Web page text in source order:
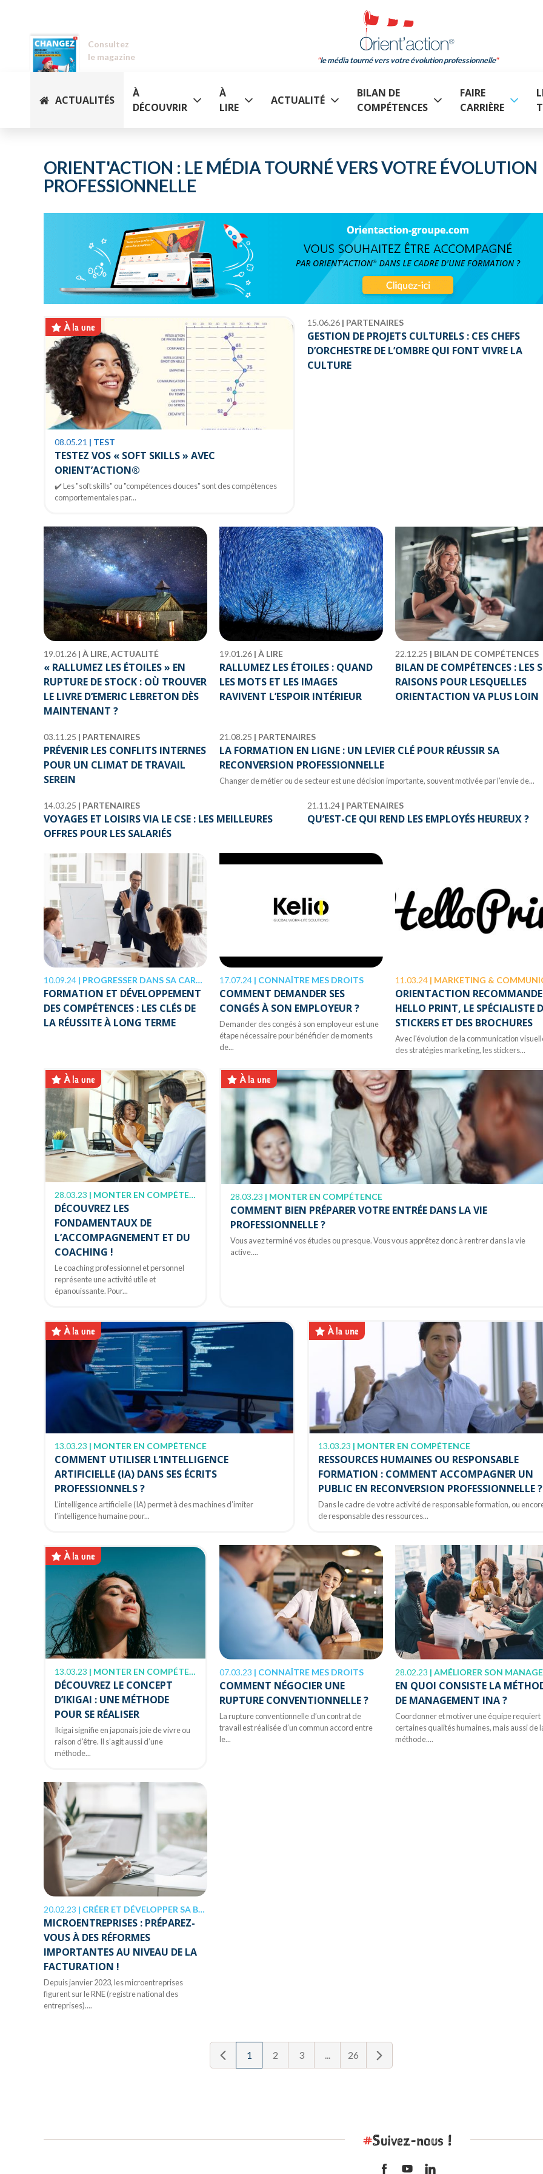
Consultez
le magazine
le média tourné vers votre évolution professionnelle
ACTUALITÉS
À
DÉCOUVRIR
À
LIRE
ACTUALITÉ
BILAN DE
COMPÉTENCES
FAIRE
CARRIÈRE
ORIENT'ACTION : LE MÉDIA TOURNÉ VERS VOTRE ÉVOLUTION
PROFESSIONNELLE
À la une
08.05.21 | TEST
TESTEZ VOS « SOFT SKILLS » AVEC
ORIENT’ACTION®
✔️ Les "soft skills" ou "compétences douces" sont des compétences
comportementales par...
15.06.26 | PARTENAIRES
GESTION DE PROJETS CULTURELS : CES CHEFS
D’ORCHESTRE DE L’OMBRE QUI FONT VIVRE LA
CULTURE
19.01.26 | À LIRE, ACTUALITÉ
« RALLUMEZ LES ÉTOILES » EN
RUPTURE DE STOCK : OÙ TROUVER
LE LIVRE D’EMERIC LEBRETON DÈS
MAINTENANT ?
19.01.26| À LIRE
RALLUMEZ LES ÉTOILES : QUAND
LES MOTS ET LES IMAGES
RAVIVENT L’ESPOIR INTÉRIEUR
22.12.25 | BILAN DE COMPÉTENCES
BILAN DE COMPÉTENCES : LES
RAISONS POUR LESQUELLES
ORIENTACTION VA PLUS LOIN
03.11.25 | PARTENAIRES
PRÉVENIR LES CONFLITS INTERNES
POUR UN CLIMAT DE TRAVAIL
SEREIN
21.08.25 | PARTENAIRES
LA FORMATION EN LIGNE : UN LEVIER CLÉ POUR RÉUSSIR SA
RECONVERSION PROFESSIONNELLE
Changer de métier ou de secteur est une décision importante, souvent motivée par l’envie de...
14.03.25 | PARTENAIRES
VOYAGES ET LOISIRS VIA LE CSE : LES MEILLEURES
OFFRES POUR LES SALARIÉS
21.11.24 | PARTENAIRES
QU’EST-CE QUI REND LES EMPLOYÉS HEUREUX ?
10.09.24 | PROGRESSER DANS SA CARRIÈRE
FORMATION ET DÉVELOPPEMENT
DES COMPÉTENCES : LES CLÉS DE
LA RÉUSSITE À LONG TERME
17.07.24| CONNAÎTRE MES DROITS
COMMENT DEMANDER SES
CONGÉS À SON EMPLOYEUR ?
Demander des congés à son employeur est une
étape nécessaire pour bénéficier de moments
de...
11.03.24| MARKETING &
ORIENTACTION RECOMMANDE
HELLO PRINT, LE SPÉCIALISTE
STICKERS ET DES BROCHURES
Avec l'évolution de la communication
des stratégies marketing, les stickers...
À la une
28.03.23 | MONTER EN COMPÉTENCE
DÉCOUVREZ LES
FONDAMENTAUX DE
L’ACCOMPAGNEMENT ET DU
COACHING !
Le coaching professionnel et personnel
représente une activité utile et
épanouissante. Pour...
À la une
28.03.23 | MONTER EN COMPÉTENCE
COMMENT BIEN PRÉPARER VOTRE ENTRÉE DANS LA VIE
PROFESSIONNELLE ?
Vous avez terminé vos études ou presque. Vous vous apprêtez donc à rentrer dans la vie
active....
À la une
13.03.23 | MONTER EN COMPÉTENCE
COMMENT UTILISER L’INTELLIGENCE
ARTIFICIELLE (IA) DANS SES ÉCRITS
PROFESSIONNELS ?
L’intelligence artificielle (IA) permet à des machines d’imiter
l’intelligence humaine pour...
À la une
13.03.23 | MONTER EN COMPÉTENCE
RESSOURCES HUMAINES OU RESPONSABLE
FORMATION : COMMENT ACCOMPAGNER UN
PUBLIC EN RECONVERSION PROFESSIONNELLE ?
Dans le cadre de votre activité de responsable formation, ou
de responsable des ressources...
À la une
13.03.23 | MONTER EN COMPÉTENCE
DÉCOUVREZ LE CONCEPT
D’IKIGAI : UNE MÉTHODE
POUR SE RÉALISER
Ikigai signifie en japonais joie de vivre ou
raison d’être. Il s’agit aussi d’une
méthode...
07.03.23 | CONNAÎTRE MES DROITS
COMMENT NÉGOCIER UNE
RUPTURE CONVENTIONNELLE ?
La rupture conventionnelle d’un contrat de
travail est réalisée d’un commun accord entre
le...
28.02.23 | AMÉLIORER SON
EN QUOI CONSISTE LA
DE MANAGEMENT INA ?
Coordonner et motiver une équipe requiert
certaines qualités humaines, mais aussi de
méthode....
20.02.23 | CRÉER ET DÉVELOPPER SA BOÎTE
MICROENTREPRISES : PRÉPAREZ-
VOUS À DES RÉFORMES
IMPORTANTES AU NIVEAU DE LA
FACTURATION !
Depuis janvier 2023, les microentreprises
figurent sur le RNE (registre national des
entreprises)....
1 2 3 26
#Suivez-nous !